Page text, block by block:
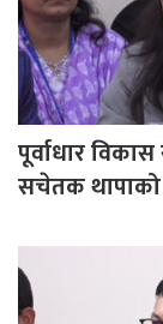
पूर्वाधार
सचेतक थापाको